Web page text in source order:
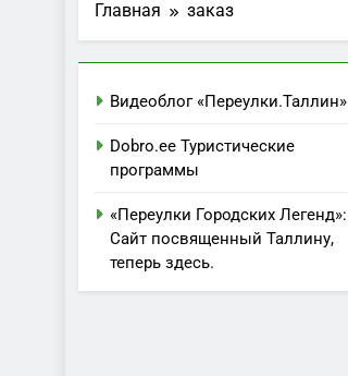
Главная заказ
Видеоблог «Переулки.Таллин»
Dobro.ee Туристические
программы
«Переулки Городских Легенд»:
Сайт посвященный Таллину,
теперь здесь.